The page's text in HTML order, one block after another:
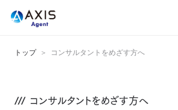
トップ コンサルタントをめざす方へ
コンサルタントをめざす方へ